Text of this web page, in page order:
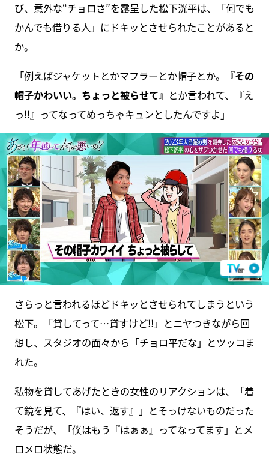
び、意外な“チョロさ”を露呈した松下洸平は、「何でも
かんでも借りる人」にドキッとさせられたことがあると
か。
「例えばジャケットとかマフラーとか帽子とか。『その
帽子かわいい。ちょっと被らせて』とか言われて、『え
っ!!』ってなってめっちゃキュンとしたんですよ」
さらっと言われるほどドキッとさせられてしまうという
松下。「貸してって…貸すけど!!」とニヤつきながら回
想し、スタジオの面々から「チョロ平だな」とツッコま
れた。
私物を貸してあげたときの女性のリアクションは、「着
て鏡を見て、『はい、返す』」とそっけないものだった
そうだが、「僕はもう『はぁぁ』ってなってます」とメ
ロメロ状態だ。